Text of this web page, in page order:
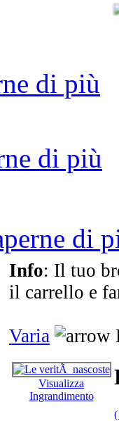
di più
di più
di
Info: Il tuo
il carrello e
Varia
Visualizza
Ingrandimento